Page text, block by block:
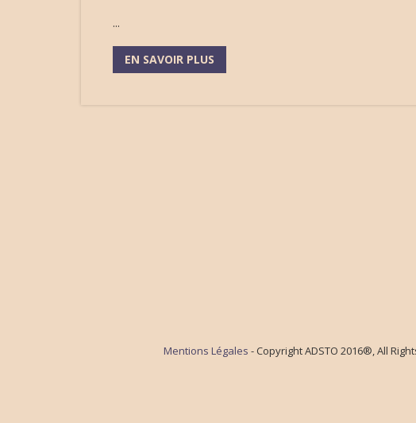
...
EN SAVOIR PLUS
Mentions Légales - Copyright ADSTO 2016®, All